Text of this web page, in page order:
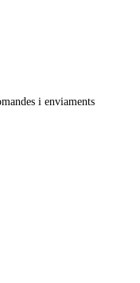
i enviaments